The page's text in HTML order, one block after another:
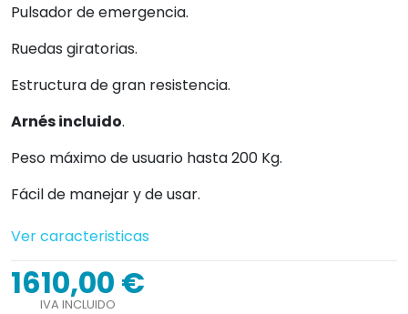
Pulsador de emergencia.
Ruedas giratorias.
Estructura de gran resistencia.
Arnés incluido.
Peso máximo de usuario hasta 200 Kg.
Fácil de manejar y de usar.
Ver caracteristicas
1610,00 €
IVA INCLUIDO